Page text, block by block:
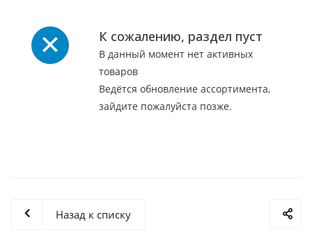
К сожалению, раздел пуст
В данный момент нет активных
товаров
Ведётся обновление ассортимента,
зайдите пожалуйста позже.
Назад к списку